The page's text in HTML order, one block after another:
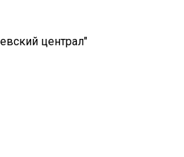
централ"